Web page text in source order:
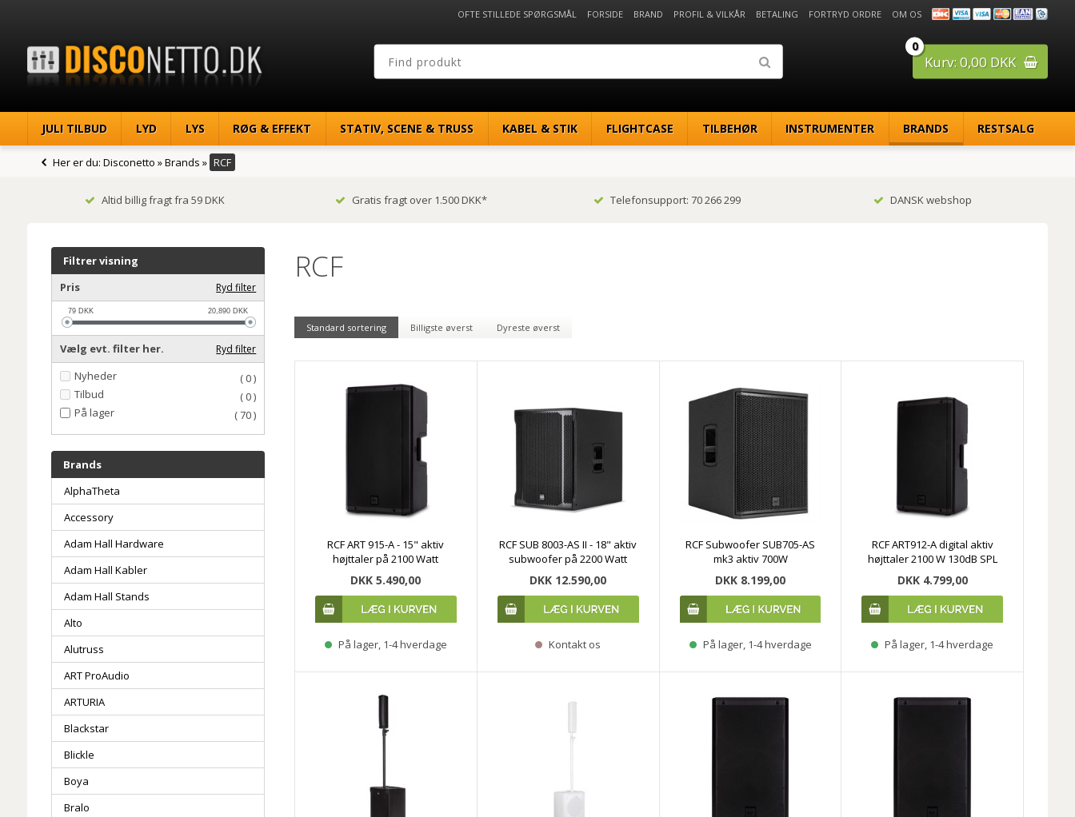
0
Kurv: 0,00 DKK
OFTE STILLEDE SPØRGSMÅL FORSIDE BRAND PROFIL & VILKÅR BETALING FORTRYD ORDRE OM OS
JULI TILBUD LYD LYS RØG & EFFEKT STATIV, SCENE & TRUSS KABEL & STIK FLIGHTCASE TILBEHØR INSTRUMENTER BRANDS RESTSALG
Her er du: Disconetto »Brands » RCF
Altid billig fragt fra 59 DKK Gratis fragt over 1.500 DKK* Telefonsupport: 70 266 299 DANSK webshop
Filtrer visning
Pris
Ryd filter
79DKK 20,890DKK
Vælg evt. filter her. Ryd filter
Nyheder
( 0 )
Tilbud
( 0 )
På lager
( 70 )
Brands
AlphaTheta
Accessory
Adam Hall Hardware
Adam Hall Kabler
Adam Hall Stands
Alto
Alutruss
ART ProAudio
ARTURIA
Blackstar
Blickle
Boya
Bralo
RCF
Standard sortering Billigste øverst Dyreste øverst
RCF ART 915-A - 15" aktiv
højttaler på 2100 Watt
DKK 5.490,00
På lager, 1-4 hverdage
RCF SUB 8003-AS II - 18" aktiv
subwoofer på 2200 Watt
DKK 12.590,00
Kontakt os
RCF Subwoofer SUB705-AS
mk3 aktiv 700W
DKK 8.199,00
På lager, 1-4 hverdage
RCF ART912-A digital aktiv
højttaler 2100 W 130dB SPL
DKK 4.799,00
På lager, 1-4 hverdage